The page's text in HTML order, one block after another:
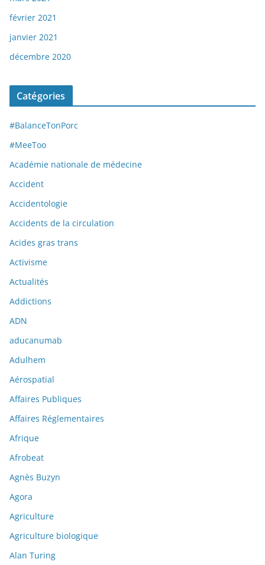
février 2021
janvier 2021
décembre 2020
Catégories
#BalanceTonPorc
#MeeToo
Académie nationale de médecine
Accident
Accidentologie
Accidents de la circulation
Acides gras trans
Activisme
Actualités
Addictions
ADN
aducanumab
Adulhem
Aérospatial
Affaires Publiques
Affaires Réglementaires
Afrique
Afrobeat
Agnès Buzyn
Agora
Agriculture
Agriculture biologique
Alan Turing